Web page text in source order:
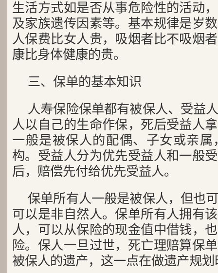
生活方式如是否从事危险性的活动
及家族遗传因素等。基本规律是岁
人保费比女人贵，吸烟者比不吸烟
康比身体健康的贵。
三、保单的基本知识
人寿保险保单都有被保人、受益
人以自己的生命作保，死后受益人
一般是被保人的配偶、子女或亲
构。受益人分为优先受益人和一般
后，赔偿先付给优先受益人。
保单所有人一般是被保人，但也
可以是非自然人。保单所有人拥有
人，可以从保险的现金值中借钱，
险。保人一旦过世，死亡理赔算保
被保人的遗产，这一点在做遗产规